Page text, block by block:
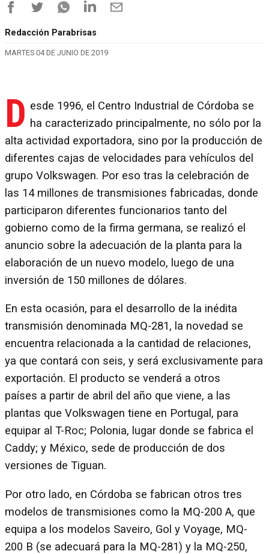
Redacción Parabrisas
MARTES 04 DE JUNIO DE 2019
D esde 1996, el Centro Industrial de Córdoba se
ha caracterizado principalmente, no sólo por la
alta actividad exportadora, sino por la producción de
diferentes cajas de velocidades para vehículos del
grupo Volkswagen. Por eso tras la celebración de
las 14 millones de transmisiones fabricadas, donde
participaron diferentes funcionarios tanto del
gobierno como de la firma germana, se realizó el
anuncio sobre la adecuación de la planta para la
elaboración de un nuevo modelo, luego de una
inversión de 150 millones de dólares.
En esta ocasión, para el desarrollo de la inédita
transmisión denominada MQ-281, la novedad se
encuentra relacionada a la cantidad de relaciones,
ya que contará con seis, y será exclusivamente para
exportación. El producto se venderá a otros
países a partir de abril del año que viene, a las
plantas que Volkswagen tiene en Portugal, para
equipar al T-Roc; Polonia, lugar donde se fabrica el
Caddy; y México, sede de producción de dos
versiones de Tiguan.
Por otro lado, en Córdoba se fabrican otros tres
modelos de transmisiones como la MQ-200 A, que
equipa a los modelos Saveiro, Gol y Voyage, MQ-
200 B (se adecuará para la MQ-281) y la MQ-250,